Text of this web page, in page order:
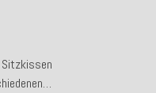
Sitzkissen